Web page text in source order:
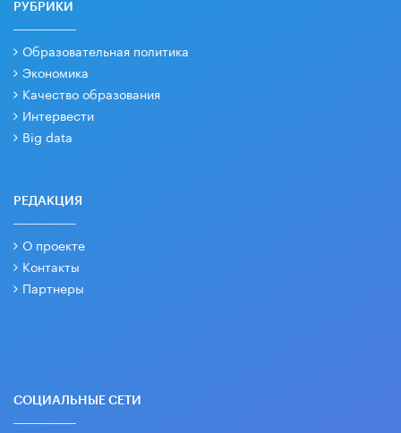
РУБРИКИ
Образовательная политика
Экономика
Качество образования
Интервести
Big data
РЕДАКЦИЯ
О проекте
Контакты
Партнеры
СОЦИАЛЬНЫЕ СЕТИ